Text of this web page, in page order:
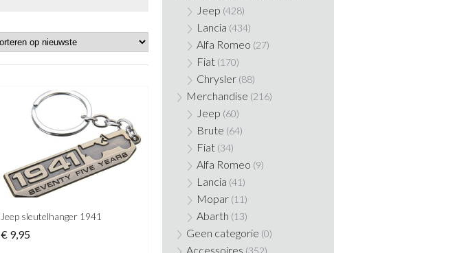
Jeep sleutelhanger 1941
€9,95
Jeep (428)
Lancia (434)
Alfa Romeo (27)
Fiat (170)
Chrysler (88)
Merchandise (216)
Jeep (60)
Brute (64)
Fiat (34)
Alfa Romeo (9)
Lancia (41)
Mopar (11)
Abarth (13)
Geen categorie (0)
Accessoires (352)